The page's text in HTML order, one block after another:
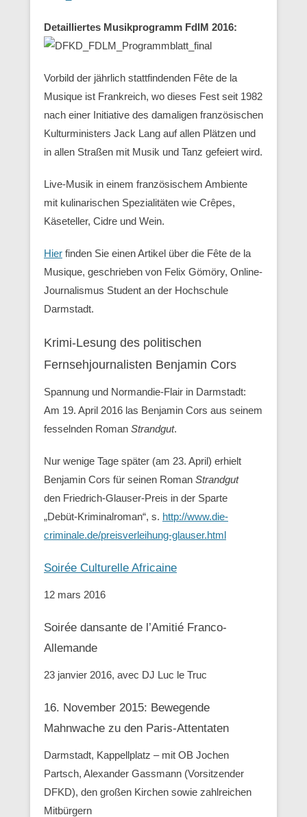
Detailliertes Musikprogramm FdlM 2016:
Vorbild der jährlich stattfindenden Fête de la
Musique ist Frankreich, wo dieses Fest seit 1982
nach einer Initiative des damaligen französischen
Kulturministers Jack Lang auf allen Plätzen und
in allen Straßen mit Musik und Tanz gefeiert wird.
Live-Musik in einem französischem Ambiente
mit kulinarischen Spezialitäten wie Crêpes,
Käseteller, Cidre und Wein.
Hier finden Sie einen Artikel über die Fête de la
Musique, geschrieben von Felix Gömöry, Online-
Journalismus Student an der Hochschule
Darmstadt.
Krimi-Lesung des politischen
Fernsehjournalisten Benjamin Cors
Spannung und Normandie-Flair in Darmstadt:
Am 19. April 2016 las Benjamin Cors aus seinem
fesselnden Roman Strandgut.
Nur wenige Tage später (am 23. April) erhielt
Benjamin Cors für seinen Roman Strandgut
den Friedrich-Glauser-Preis in der Sparte
„Debüt-Kriminalroman“, s. http://www.die-
criminale.de/preisverleihung-glauser.html
Soirée Culturelle Africaine
12 mars 2016
Soirée dansante de l’Amitié Franco-
Allemande
23 janvier 2016, avec DJ Luc le Truc
16. November 2015: Bewegende
Mahnwache zu den ‪Paris-Attentaten
Darmstadt, Kappellplatz – mit OB Jochen
Partsch, Alexander Gassmann (Vorsitzender
‪‎DFKD), den großen Kirchen sowie zahlreichen
Mitbürgern